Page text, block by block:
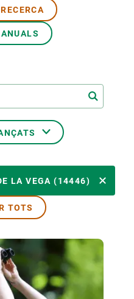
LA VEGA (14446)
TOTS